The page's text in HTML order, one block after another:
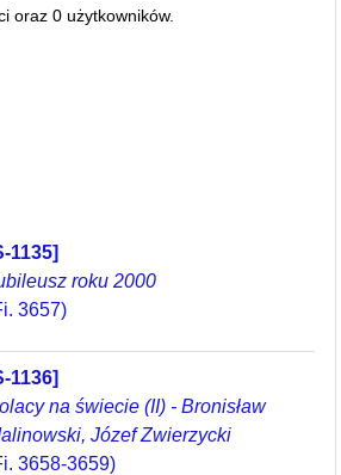
oraz 0 użytkowników.
1135]
roku 2000
3657)
1136]
na świecie (II) - Bronisław
Józef Zwierzycki
3658-3659)